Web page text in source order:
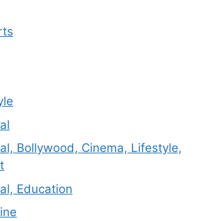
Bollywood, Cinema, Lifestyle,
Education